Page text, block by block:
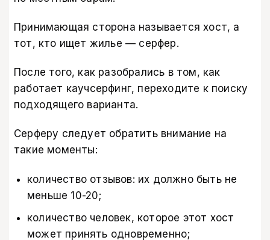
Принимающая сторона называется хост, а
тот, кто ищет жилье — серфер.
После того, как разобрались в том, как
работает каучсерфинг, переходите к поиску
подходящего варианта.
Серферу следует обратить внимание на
такие моменты:
количество отзывов: их должно быть не
меньше 10-20;
количество человек, которое этот хост
может принять одновременно;